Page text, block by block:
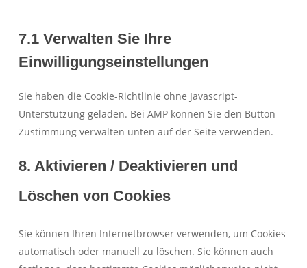
7.1 Verwalten Sie Ihre
Einwilligungseinstellungen
Sie haben die Cookie-Richtlinie ohne Javascript-
Unterstützung geladen. Bei AMP können Sie den Button
Zustimmung verwalten unten auf der Seite verwenden.
8. Aktivieren / Deaktivieren und
Löschen von Cookies
Sie können Ihren Internetbrowser verwenden, um Cookies
automatisch oder manuell zu löschen. Sie können auch